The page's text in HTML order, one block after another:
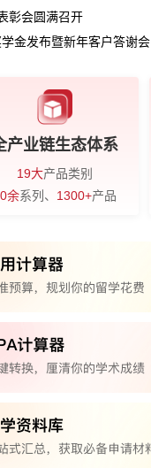
彰会圆满召开
金发布暨新年客户答谢会
产业链生态体系
19大产品类别
余系列、 1300+产品